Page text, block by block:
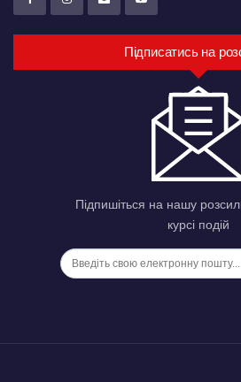
Підписатись на
Підпишіться на нашу
курсі подій